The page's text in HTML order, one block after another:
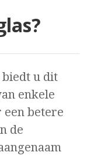
u dit
enkele
een betere
de